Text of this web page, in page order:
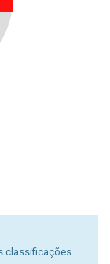
classificações